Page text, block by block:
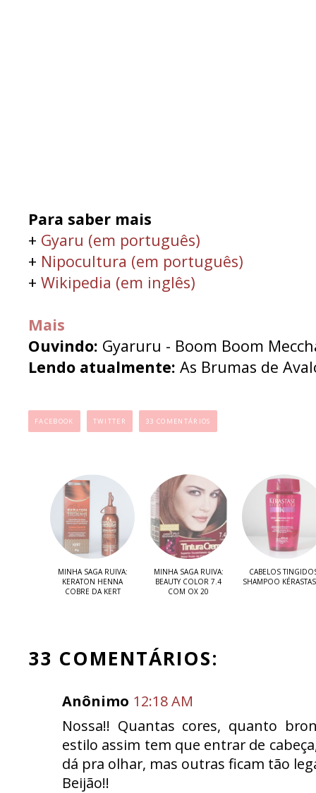
Para saber mais
+ Gyaru (em português)
+ Nipocultura (em português)
+ Wikipedia (em inglês)
Mais
Ouvindo: Gyaruru - Boom Boom
Lendo atualmente: As Brumas de
FACEBOOK TWITTER 33 COMENTÁRIOS
MINHA SAGA RUIVA:
KERATON HENNA
COBRE DA KERT
MINHA SAGA RUIVA:
BEAUTY COLOR 7.4
COM OX 20
CABELOS
SHAMPOO
33 COMENTÁRIOS:
Anônimo 12:18 AM
Nossa!! Quantas cores, quanto
estilo assim tem que entrar de
dá pra olhar, mas outras ficam tão
Beijão!!